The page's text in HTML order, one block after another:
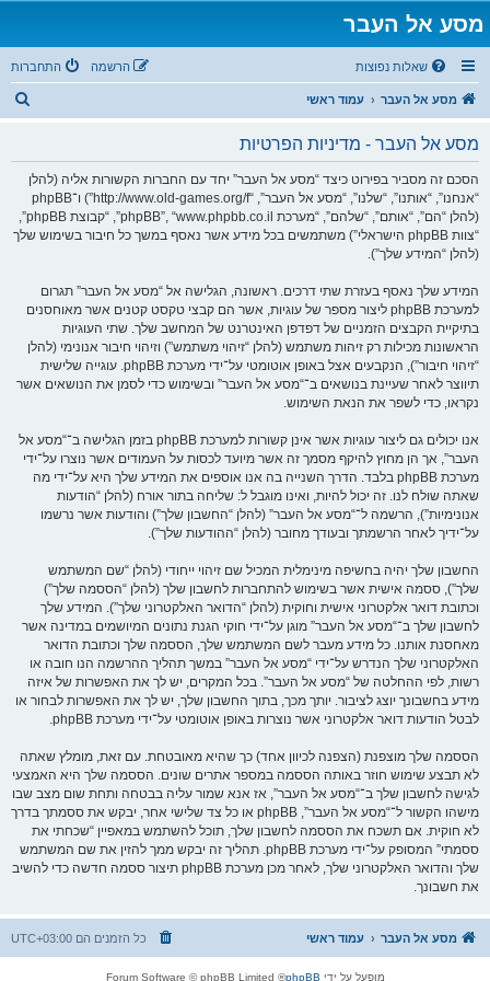
מסע אל העבר
שאלות נפוצות התחברות הרשמה
מסע אל העבר עמוד ראשי
מסע אל העבר - מדיניות הפרטיות
הסכם זה מסביר בפירוט כיצד “מסע אל העבר” יחד עם החברות הקשורות אליה (להלן
“אנחנו”, “אותנו”, “שלנו”, “מסע אל העבר”, “http://www.old-games.org/f”) ו־phpBB
(להלן “הם”, “אותם”, “שלהם”, “מערכת phpBB”, “www.phpbb.co.il”, “קבוצת phpBB”,
“צוות phpBB הישראלי”) משתמשים בכל מידע אשר נאסף במשך כל חיבור בשימוש שלך
(להלן “המידע שלך”).
המידע שלך נאסף בעזרת שתי דרכים. ראשונה, הגלישה אל “מסע אל העבר” תגרום
למערכת phpBB ליצור מספר של עוגיות, אשר הם קבצי טקסט קטנים אשר מאוחסנים
בתיקיית הקבצים הזמניים של דפדפן האינטרנט של המחשב שלך. שתי העוגיות
הראשונות מכילות רק זיהות משתמש (להלן “זיהוי משתמש”) וזיהוי חיבור אנונימי (להלן
“זיהוי חיבור”), הנקבעים אצל באופן אוטומטי על־ידי מערכת phpBB. עוגייה שלישית
תיווצר לאחר שעיינת בנושאים ב־“מסע אל העבר” ובשימוש כדי לסמן את הנושאים אשר
נקראו, כדי לשפר את הנאת השימוש.
אנו יכולים גם ליצור עוגיות אשר אינן קשורות למערכת phpBB בזמן הגלישה ב־“מסע אל
העבר”, אך הן מחוץ להיקף מסמך זה אשר מיועד לכסות על העמודים אשר נוצרו על־ידי
מערכת phpBB בלבד. הדרך השנייה בה אנו אוספים את המידע שלך היא על־ידי מה
שאתה שולח לנו. זה יכול להיות, ואינו מוגבל ל: שליחה בתור אורח (להלן “הודעות
אנונימיות”), הרשמה ל־“מסע אל העבר” (להלן “החשבון שלך”) והודעות אשר נרשמו
על־ידיך לאחר הרשמתך ובעודך מחובר (להלן “ההודעות שלך”).
החשבון שלך יהיה בחשיפה מינימלית המכיל שם זיהוי ייחודי (להלן “שם המשתמש
שלך”), ססמה אישית אשר בשימוש להתחברות לחשבון שלך (להלן “הססמה שלך”)
וכתובת דואר אלקטרוני אישית וחוקית (להלן “הדואר האלקטרוני שלך”). המידע שלך
לחשבון שלך ב־“מסע אל העבר” מוגן על־ידי חוקי הגנת נתונים המיושמים במדינה אשר
מאחסנת אותנו. כל מידע מעבר לשם המשתמש שלך, הססמה שלך וכתובת הדואר
האלקטרוני שלך הנדרש על־ידי “מסע אל העבר” במשך תהליך ההרשמה הנו חובה או
רשות, לפי ההחלטה של “מסע אל העבר”. בכל המקרים, יש לך את האפשרות של איזה
מידע בחשבונך יוצג לציבור. יותך מכך, בתוך החשבון שלך, יש לך את האפשרות לבחור או
לבטל הודעות דואר אלקטרוני אשר נוצרות באופן אוטומטי על־ידי מערכת phpBB.
הססמה שלך מוצפנת (הצפנה לכיוון אחד) כך שהיא מאובטחת. עם זאת, מומלץ שאתה
לא תבצע שימוש חוזר באותה הססמה במספר אתרים שונים. הססמה שלך היא האמצעי
לגישה לחשבון שלך ב־“מסע אל העבר”, אז אנא שמור עליה בבטחה ותחת שום מצב שבו
מישהו הקשור ל־“מסע אל העבר”, phpBB או כל צד שלישי אחר, יבקש את ססמתך בדרך
לא חוקית. אם תשכח את הססמה לחשבון שלך, תוכל להשתמש במאפיין “שכחתי את
ססמתי” המסופק על־ידי מערכת phpBB. תהליך זה יבקש ממך להזין את שם המשתמש
שלך והדואר האלקטרוני שלך, לאחר מכן מערכת phpBB תיצור ססמה חדשה כדי להשיב
את חשבונך.
מסע אל העבר עמוד ראשי כל הזמנים הם UTC+03:00
מופעל על ידי phpBB
® Forum Software © phpBB Limited